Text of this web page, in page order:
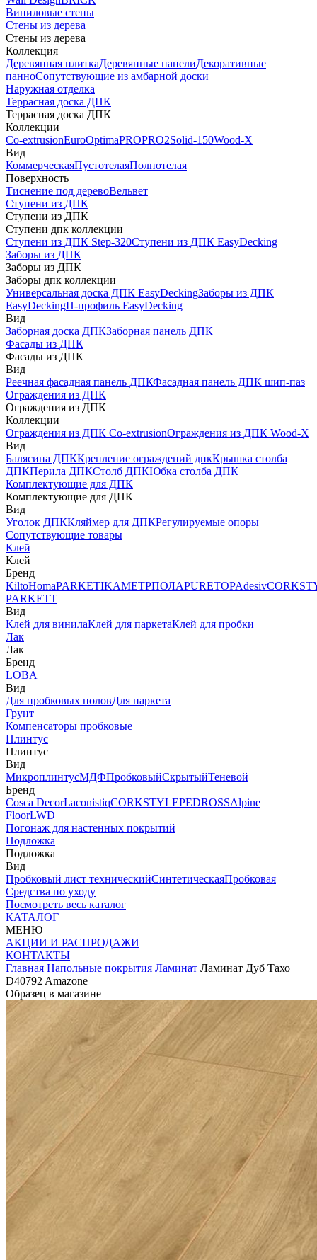
Виниловые стены
Стены из дерева
Стены из дерева
Коллекция
Деревянная плиткаДеревянные панелиДекоративные
панноСопутствующие из амбарной доски
Наружная отделка
Террасная доска ДПК
Террасная доска ДПК
Коллекции
Co-extrusionEuroOptimaPROPRO2Solid-150Wood-X
Вид
КоммерческаяПустотелаяПолнотелая
Поверхность
Тиснение под деревоВельвет
Ступени из ДПК
Ступени из ДПК
Ступени дпк коллекции
Ступени из ДПК Step-320Ступени из ДПК EasyDecking
Заборы из ДПК
Заборы из ДПК
Заборы дпк коллекции
Универсальная доска ДПК EasyDeckingЗаборы из ДПК
EasyDeckingП-профиль EasyDecking
Вид
Заборная доска ДПКЗаборная панель ДПК
Фасады из ДПК
Фасады из ДПК
Вид
Реечная фасадная панель ДПКФасадная панель ДПК шип-паз
Ограждения из ДПК
Ограждения из ДПК
Коллекции
Ограждения из ДПК Co-extrusionОграждения из ДПК Wood-X
Вид
Балясина ДПККрепление ограждений дпкКрышка столба
ДПКПерила ДПКСтолб ДПКЮбка столба ДПК
Комплектующие для ДПК
Комплектующие для ДПК
Вид
Уголок ДПККляймер для ДПКРегулируемые опоры
Сопутствующие товары
Клей
Клей
Бренд
KiltoHomaPARKETIKAМЕТРПОЛАPURETOPAdesiv
PARKETT
Вид
Клей для винилаКлей для паркетаКлей для пробки
Лак
Лак
Бренд
LOBA
Вид
Для пробковых половДля паркета
Грунт
Компенсаторы пробковые
Плинтус
Плинтус
Вид
МикроплинтусМДФПробковыйСкрытыйТеневой
Бренд
Cosca DecorLaconistiqCORKSTYLEPEDROSSAlpine
FloorLWD
Погонаж для настенных покрытий
Подложка
Подложка
Вид
Пробковый лист техническийСинтетическаяПробковая
Средства по уходу
Посмотреть весь каталог
КАТАЛОГ
МЕНЮ
АКЦИИ И РАСПРОДАЖИ
КОНТАКТЫ
Главная Напольные покрытия Ламинат Ламинат Дуб Тахо
D40792 Amazone
Образец в магазине